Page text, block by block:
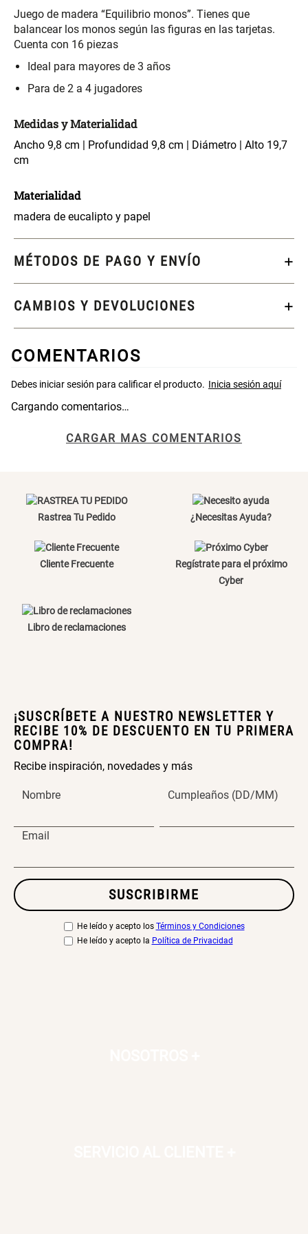
Juego de madera “Equilibrio monos”. Tienes que
balancear los monos según las figuras en las tarjetas.
Cuenta con 16 piezas
Ideal para mayores de 3 años
Para de 2 a 4 jugadores
Medidas y Materialidad
Ancho 9,8 cm | Profundidad 9,8 cm | Diámetro | Alto 19,7
cm
Materialidad
madera de eucalipto y papel
MÉTODOS DE PAGO Y ENVÍO
CAMBIOS Y DEVOLUCIONES
COMENTARIOS
Cargando comentarios…
CARGAR MAS COMENTARIOS
Rastrea Tu Pedido ¿Necesitas Ayuda?
Cliente Frecuente
Regístrate para el próximo
Cyber
Libro de reclamaciones
¡SUSCRÍBETE A NUESTRO NEWSLETTER Y
RECIBE 10% DE DESCUENTO EN TU PRIMERA
COMPRA!
Recibe inspiración, novedades y más
Nombre Cumpleaños (DD/MM)
Email
SUSCRIBIRME
He leído y acepto los Términos y Condiciones
He leído y acepto la Política de Privacidad
Set Sábanas Algodón satín 240
S/ 169.00
Canasto Ropa Bambú Redondo
con Forro
Bandejas con Puerta 23 x 23 x
119 cm
Comoda Bambú con Puertas 80
S/ 319.00S/ 254.90 S/ 74.90
Plumón Pluma Set 2 Almohadas Hollow
Almohada Microfibra
Canasto de Ropa Tela y Bambú
S/ 219.00 S/ 144.00
Cama Nido Grande para Perros
Papelero de Plástico Color 8 Lt
15,7x22,2x33,3 cm